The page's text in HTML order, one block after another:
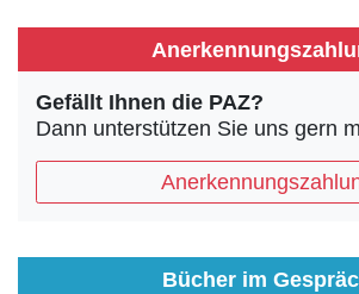
Gefällt Ihnen die PAZ?
Dann unterstützen Sie uns gern
Bücher im